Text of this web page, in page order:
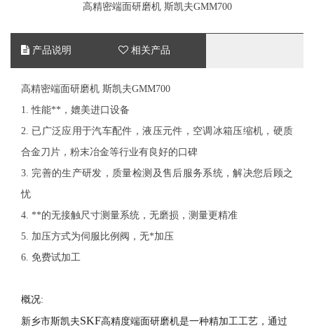
高精密端面研磨机 斯凯夫GMM700
产品说明 相关产品
高精密端面研磨机 斯凯夫GMM700
1.性能**，媲美进口设备
2. 已广泛应用于汽车配件，液压元件，空调冰箱压缩机，硬质
合金刀片，粉末冶金等行业有良好的口碑
3. 完善的生产研发，质量检测及售后服务系统，解决您后顾之
忧
4. **的无接触尺寸测量系统，无磨损，测量更精准
5. 加压方式为伺服比例阀，无*加压
6. 免费试加工
概况:
新乡市斯凯夫SKF高精度端面研磨机是一种精加工工艺，通过